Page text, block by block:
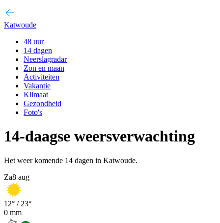
Katwoude
48 uur
14 dagen
Neerslagradar
Zon en maan
Activiteiten
Vakantie
Klimaat
Gezondheid
Foto's
14-daagse weersverwachting
Het weer komende 14 dagen in Katwoude.
Za8 aug
12° / 23°
0 mm